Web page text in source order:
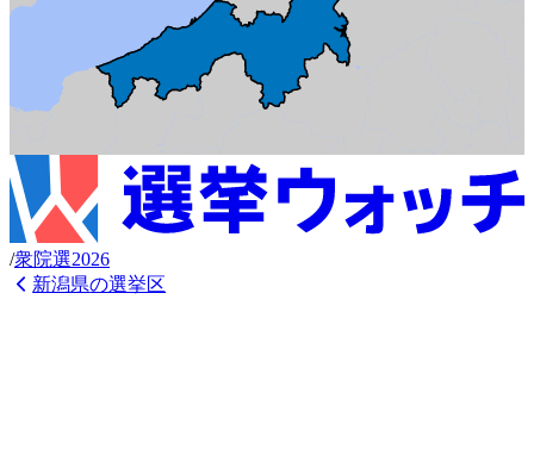
/衆院選2026
新潟県の選挙区